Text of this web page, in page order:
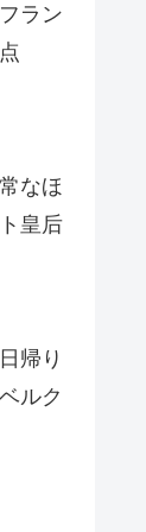
ラン
なほ
皇后
帰り
ルク